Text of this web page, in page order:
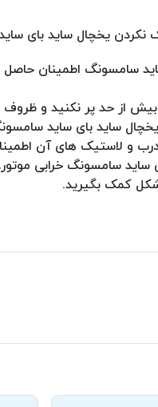
اطمینان حاصل
از حد پر نکنید و ظروف
ساید بای ساید
درب و لاستیک های آن
سامسونگ خرابی موتور،
کمک بگیرید.